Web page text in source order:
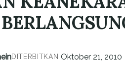
DITERBITKAN Oktober 21, 2010